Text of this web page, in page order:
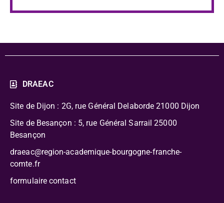
DRAEAC
Site de Dijon : 2G, rue Général Delaborde 21000 Dijon
Site de Besançon : 5, rue Général Sarrail 25000
Besançon
draeac@region-academique-bourgogne-franche-
comte.fr
formulaire contact